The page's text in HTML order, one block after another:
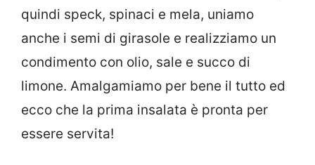
quindi speck, spinaci e mela, uniamo
anche i semi di girasole e realizziamo un
condimento con olio, sale e succo di
limone. Amalgamiamo per bene il tutto ed
ecco che la prima insalata è pronta per
essere servita!